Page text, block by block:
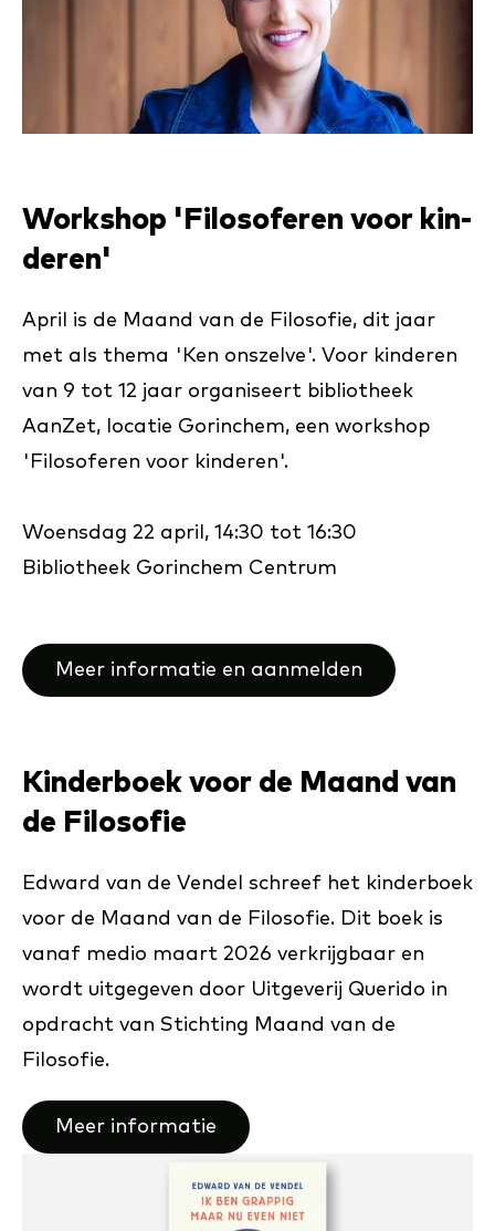
Work­s­hop 'Fi­lo­so­fe­ren voor kin­
de­ren'
April is de Maand van de Filosofie, dit jaar
met als thema 'Ken onszelve'. Voor kinderen
van 9 tot 12 jaar organiseert bibliotheek
AanZet, locatie Gorinchem, een workshop
'Filosoferen voor kinderen'.
Woensdag 22 april, 14:30 tot 16:30
Bibliotheek Gorinchem Centrum
Meer informatie en aanmelden
Kinderboek voor de Maand van
de Filosofie
Edward van de Vendel schreef het kinderboek
voor de Maand van de Filosofie. Dit boek is
vanaf medio maart 2026 verkrijgbaar en
wordt uitgegeven door Uitgeverij Querido in
opdracht van Stichting Maand van de
Filosofie.
Meer informatie